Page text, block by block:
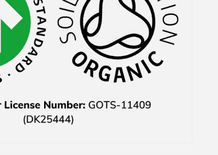
das zwar 1-2 Tage
danach direkt sehe
freundlich per E-Mail
mitgeteilt und auch
nachher den Preis
wieder erstattet aber
habe mich trotzdem
geärgert.